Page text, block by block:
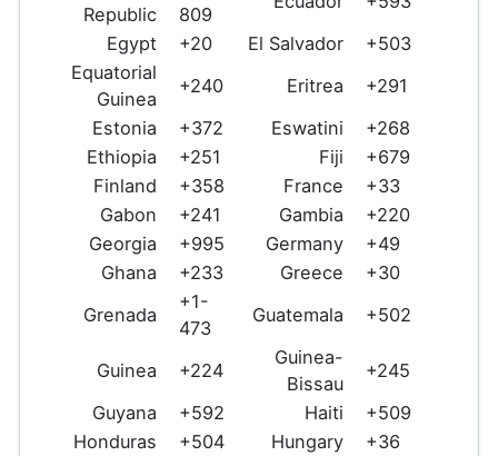
Republic
809
Egypt
+20 El Salvador
+503
Equatorial
Guinea
+240 Eritrea
+291
Estonia
+372 Eswatini
+268
Ethiopia
+251 Fiji
+679
Finland
+358 France
+33
Gabon
+241 Gambia
+220
Georgia
+995 Germany
+49
Ghana
+233 Greece
+30
Grenada
+1-
473
Guatemala +502
Guinea +224
Guinea-
Bissau
+245
Guyana
+592 Haiti
+509
Honduras
+504 Hungary
+36